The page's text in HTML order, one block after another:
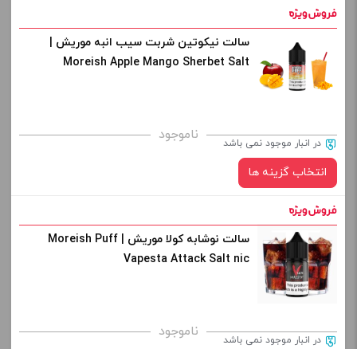
افزودن به سبد خرید
نیکوتین:
برای فعال شدن سبد خرید و نمایش قیمت ، گزینه های محصول را
از کادر بالا انتخاب کنید.
+
افزودن به سبد خرید
سالت نیکوتین شربت سیب انبه موریش |
Moreish Apple Mango Sherbet Salt
ناموجود در انبار موجود نمی باشد
انتخاب گزینه ها
نیکوتین:
برای فعال شدن سبد خرید و نمایش قیمت ، گزینه های محصول را
سالت نوشابه کولا موریش | Moreish Puff
Vapesta Attack Salt nic
ناموجود در انبار موجود نمی باشد